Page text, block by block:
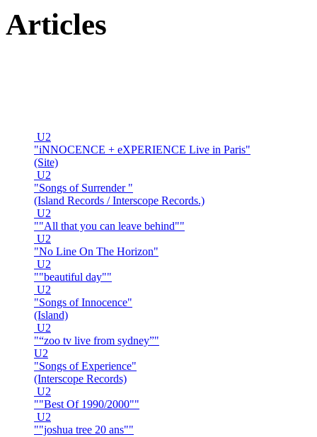
Articles
U2
"iNNOCENCE + eXPERIENCE Live in Paris"
(Site)
U2
"Songs of Surrender "
(Island Records / Interscope Records.)
U2
""All that you can leave behind""
U2
"No Line On The Horizon"
U2
""beautiful day""
U2
"Songs of Innocence"
(Island)
U2
"“zoo tv live from sydney”"
U2
"Songs of Experience"
(Interscope Records)
U2
""Best Of 1990/2000""
U2
""joshua tree 20 ans""